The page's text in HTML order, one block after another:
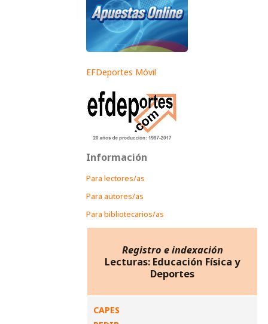
EFDeportes Móvil
Información
Para lectores/as
Para autores/as
Para bibliotecarios/as
Registro e indexación
Lecturas: Educación Física y
Deportes
CAPES